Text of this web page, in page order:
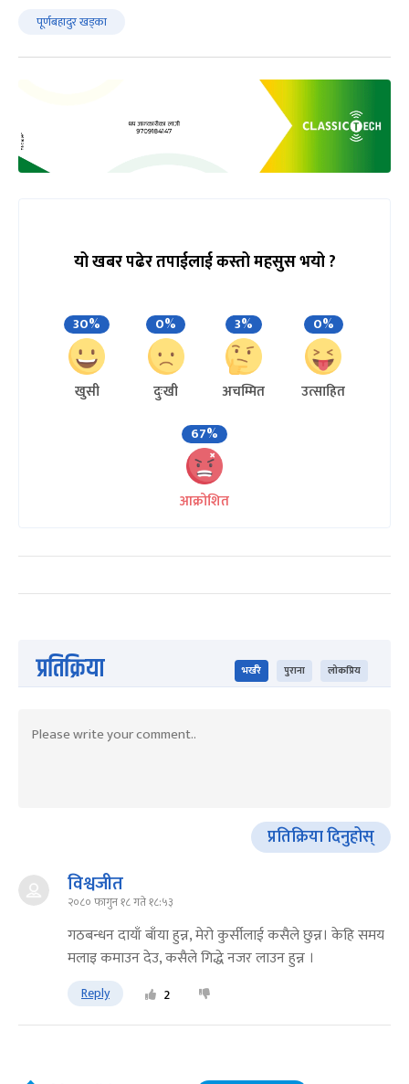
पूर्णबहादुर खड्का
यो खबर पढेर तपाईलाई कस्तो महसुस भयो ?
30%
खुसी
0%
दुःखी
3%
अचम्मित
0%
उत्साहित
67%
आक्रोशित
प्रतिक्रिया भर्खरै पुराना लोकप्रिय
प्रतिक्रिया दिनुहोस्
विश्वजीत
२०८० फागुन १८ गते १८:५३
गठबन्धन दायाँ बाँया हुन्न, मेरो कुर्सीलाई कसैले छुन्न। केहि समय
मलाइ कमाउन देउ, कसैले गिद्धे नजर लाउन हुन्न ।
Reply 2